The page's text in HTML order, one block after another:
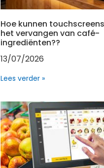
Hoe kunnen
het vervangen van café-
ingrediënten??
13/07/2026
Lees verder »